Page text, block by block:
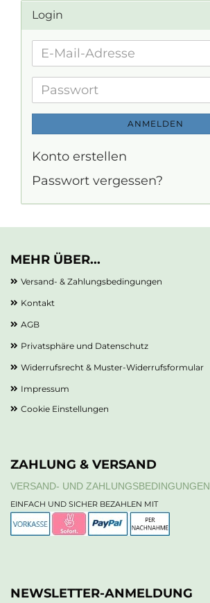
Login
E-
Adresse
Passwort
ANMELDEN
Konto erstellen
Passwort vergessen?
MEHR ÜBER...
Versand- & Zahlungsbedingungen
Kontakt
AGB
Privatsphäre und Datenschutz
Widerrufsrecht & Muster-Widerrufsformular
Impressum
Cookie Einstellungen
ZAHLUNG & VERSAND
VERSAND- UND ZAHLUNGSBEDINGUNGEN
EINFACH UND SICHER BEZAHLEN MIT
NEWSLETTER-ANMELDUNG